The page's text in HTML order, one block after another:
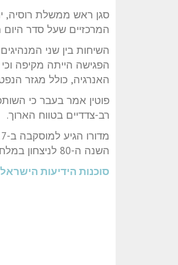
סגן ראש ממשלת רוסיה,
המרכזיים שעל סדר היום
השיחות בין שני
הפגישה הייתה מקיפה
האנרגיה, כולל מגזר
פוטין אמר בעבר כי
רב-צדדיים בטווח הארוך.
השנה ה-80 לניצחון במלחמת המולדת הגדולה.
סוכנות הידיעות